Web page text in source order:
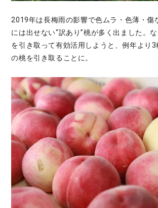
2019年は長梅雨の影響で色ムラ・色薄・傷
には出せない“訳あり”桃が多く出ました。
を引き取って有効活用しようと、例年より
の桃を引き取ることに。